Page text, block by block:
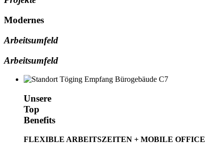
Modernes
Arbeitsumfeld
Arbeitsumfeld
Unsere
Top
Benefits
FLEXIBLE ARBEITSZEITEN + MOBILE OFFICE